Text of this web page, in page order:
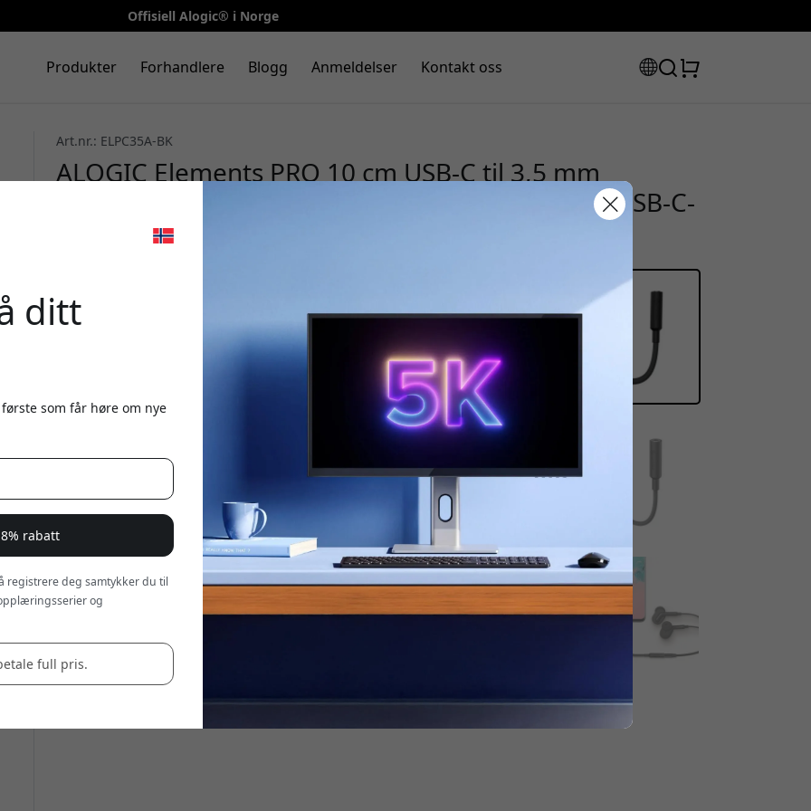
Offisiell Alogic® i Norge
Produkter Forhandlere Blogg Anmeldelser Kontakt oss
Art.nr.: ELPC35A-BK
ALOGIC Elements PRO 10 cm USB-C til 3,5 mm
lydadapter med mikrofonstøtte for headset og USB-C-
enheter - Svart
ditt
som får høre om nye
rabatt
registrere deg samtykker du til
og
full pris.
Bruk denne koden i kassen for å få 8% rabatt.